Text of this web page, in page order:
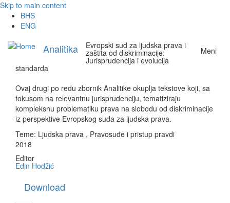
Skip to main content
BHS
ENG
Analitika Meni
Evropski sud za ljudska prava i
zaštita od diskriminacije:
Jurisprudencija i evolucija
standarda
Ovaj drugi po redu zbornik Analitike okuplja tekstove koji, sa
fokusom na relevantnu jurisprudenciju, tematiziraju
kompleksnu problematiku prava na slobodu od diskriminacije
iz perspektive Evropskog suda za ljudska prava.
Teme: Ljudska prava , Pravosuđe i pristup pravdi
2018
Editor
Edin Hodžić
Download